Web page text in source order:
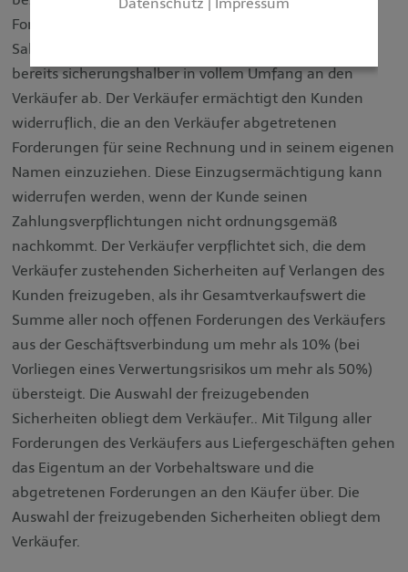
Forderungen (einschließlich sämtlicher
Saldoforderungen aus Kontokorrent) tritt der Kunde
bereits sicherungshalber in vollem Umfang an den
Verkäufer ab. Der Verkäufer ermächtigt den Kunden
widerruflich, die an den Verkäufer abgetretenen
Forderungen für seine Rechnung und in seinem eigenen
Namen einzuziehen. Diese Einzugsermächtigung kann
widerrufen werden, wenn der Kunde seinen
Zahlungsverpflichtungen nicht ordnungsgemäß
nachkommt. Der Verkäufer verpflichtet sich, die dem
Verkäufer zustehenden Sicherheiten auf Verlangen des
Kunden freizugeben, als ihr Gesamtverkaufswert die
Summe aller noch offenen Forderungen des Verkäufers
aus der Geschäftsverbindung um mehr als 10% (bei
Vorliegen eines Verwertungsrisikos um mehr als 50%)
übersteigt. Die Auswahl der freizugebenden
Sicherheiten obliegt dem Verkäufer.. Mit Tilgung aller
Forderungen des Verkäufers aus Liefergeschäften gehen
das Eigentum an der Vorbehaltsware und die
abgetretenen Forderungen an den Käufer über. Die
Auswahl der freizugebenden Sicherheiten obliegt dem
Verkäufer.